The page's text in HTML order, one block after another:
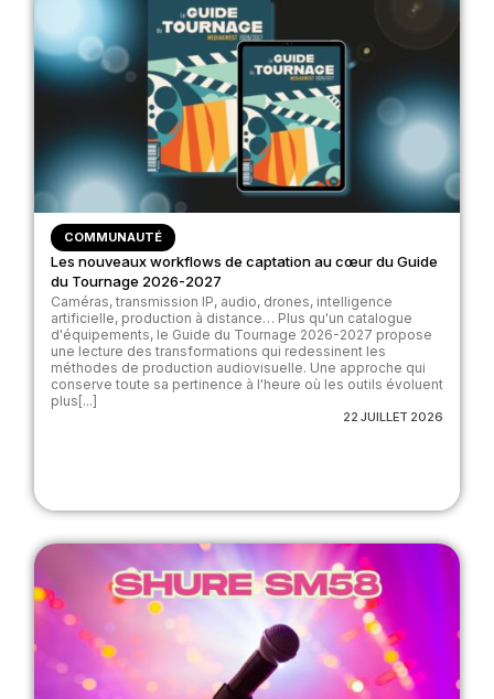
COMMUNAUTÉ
Les nouveaux workflows de captation au cœur du Guide
du Tournage 2026-2027
Caméras, transmission IP, audio, drones, intelligence
artificielle, production à distance… Plus qu'un catalogue
d'équipements, le Guide du Tournage 2026-2027 propose
une lecture des transformations qui redessinent les
méthodes de production audiovisuelle. Une approche qui
conserve toute sa pertinence à l'heure où les outils évoluent
plus[...]
22 JUILLET 2026